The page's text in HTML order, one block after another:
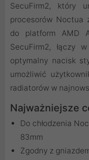
SecuFirm2, który
procesorów Noctua
do platform AMD
SecuFirm2, łączy
optymalny nacisk
umożliwić
radiatorów w
Najważniejsze
Do chłodzenia
83mm
Zgodny z